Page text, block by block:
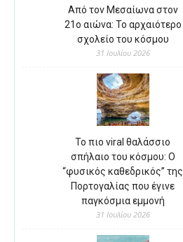
Από τον Μεσαίωνα στον
21ο αιώνα: Το αρχαιότερο
σχολείο του κόσμου
31 Ιουλίου 2026
Το πιο viral θαλάσσιο
σπήλαιο του κόσμου: Ο
“φυσικός καθεδρικός” της
Πορτογαλίας που έγινε
παγκόσμια εμμονή
31 Ιουλίου 2026